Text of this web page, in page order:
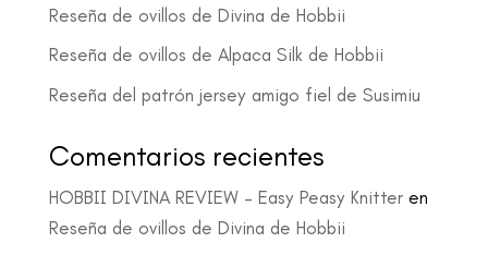
Reseña de ovillos de Divina de Hobbii
Reseña de ovillos de Alpaca Silk de Hobbii
Reseña del patrón jersey amigo fiel de Susimiu
Comentarios recientes
HOBBII DIVINA REVIEW – Easy Peasy Knitteren
Reseña de ovillos de Divina de Hobbii